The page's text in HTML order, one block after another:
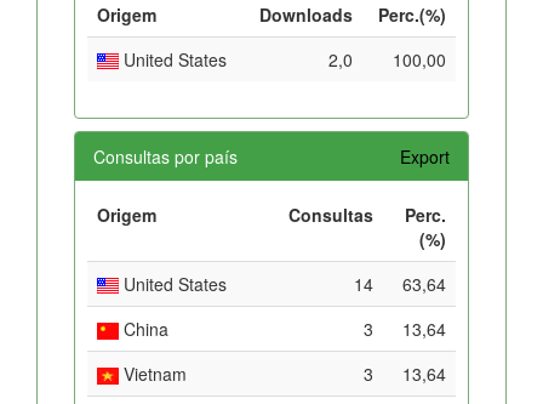
Origem Downloads
Perc.(%)
United States
2,0 100,00
Consultas por país Export
Origem Consultas
Perc.
(%)
United States
14
63,64
China
3
13,64
Vietnam
3
13,64